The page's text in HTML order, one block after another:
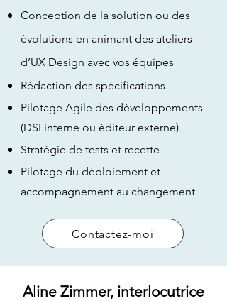
Conception de la solution ou des
évolutions en animant des ateliers
d’UX Design avec vos équipes
Rédaction des spécifications
Pilotage Agile des développements
(DSI interne ou éditeur externe)
Stratégie de tests et recette
Pilotage du déploiement et
accompagnement au changement
Contactez-moi
Aline Zimmer, interlocutrice